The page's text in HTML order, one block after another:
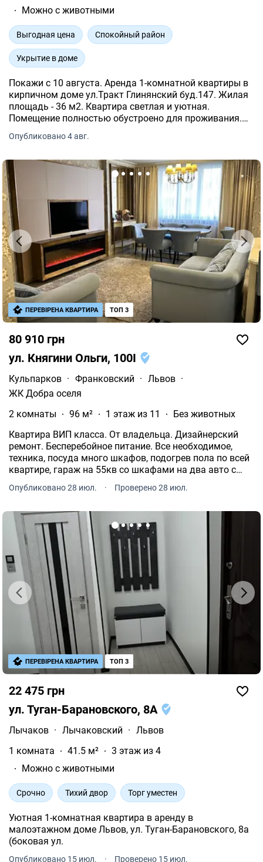
Можно с животными
Выгодная цена Спокойный район
Укрытие в доме
Покажи с 10 августа. Аренда 1-комнатной квартиры в
кирпичном доме ул.Тракт Глинянский буд.147. Жилая
площадь - 36 м2. Квартира светлая и уютная.
Помещение полностью обустроено для проживания.
Отопление централизованное. Электрический бойлер.
Газовая варочная плита. Интернет. Стиральная
Опубликовано 4 авг.
80 910 грн
ул. Княгини Ольги, 100І
Кульпарков · Франковский · Львов ·
ЖК Добра оселя
2 комнаты
96 м² 1 этаж из 11
Без животных
Квартира ВИП класса. От владельца. Дизайнерский
ремонт. Бесперебойное питание. Все необходимое,
техника, посуда много шкафов, подогрев пола по всей
квартире, гараж на 55кв со шкафами на два авто с
выходом в квартиру.
Опубликовано 28 июл. · Проверено 28 июл.
ПЕРЕВІРЕНА КВАРТИРА ТОП 3
22 475 грн
ул. Туган-Барановского, 8А
Лычаков · Лычаковский · Львов
1 комната
41.5 м²
3 этаж из 4
Можно с животными
Срочно Тихий двор Торг уместен
Уютная 1-комнатная квартира в аренду в
малоэтажном доме Львов, ул. Туган-Барановского, 8а
(боковая ул.
Опубликовано 15 июл. · Проверено 15 июл.
ПЕРЕВІРЕНА КВАРТИРА ТОП 3